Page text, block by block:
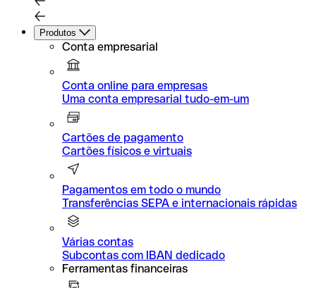
Produtos
Conta empresarial
Conta online para empresas
Uma conta empresarial tudo-em-um
Cartões de pagamento
Cartões físicos e virtuais
Pagamentos em todo o mundo
Transferências SEPA e internacionais rápidas
Várias contas
Subcontas com IBAN dedicado
Ferramentas financeiras